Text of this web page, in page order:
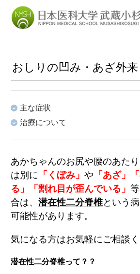
おしりの凹み・あざ外来
主な症状
治療について
あかちゃんのお尻や腰のあた
は別に
「くぼみ」や 「あざ」
る」「割れ目が歪んでいる」
合は、潜在性二分脊椎という
可能性があります。
気になる方はお気軽にご相談く
潜在性二分脊椎って？？